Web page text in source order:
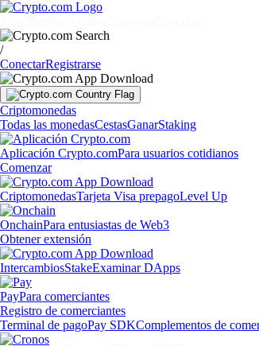
/
ConectarRegistrarse
Criptomonedas
Todas las monedasCestasGanarStaking
Aplicación Crypto.comPara usuarios cotidianos
Comenzar
CriptomonedasTarjeta Visa prepagoLevel Up
OnchainPara entusiastas de Web3
Obtener extensión
IntercambiosStakeExaminar DApps
PayPara comerciantes
Registro de comerciantes
Terminal de pagoPay SDKComplementos de